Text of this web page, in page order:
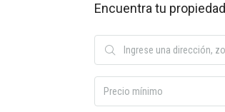
Encuentra tu propiedad